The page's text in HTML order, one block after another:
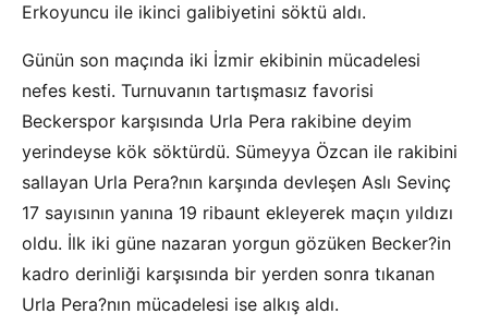
Erkoyuncu ile ikinci galibiyetini söktü aldı.
Günün son maçında iki İzmir ekibinin mücadelesi
nefes kesti. Turnuvanın tartışmasız favorisi
Beckerspor karşısında Urla Pera rakibine deyim
yerindeyse kök söktürdü. Sümeyya Özcan ile rakibini
sallayan Urla Pera?nın karşında devleşen Aslı Sevinç
17 sayısının yanına 19 ribaunt ekleyerek maçın yıldızı
oldu. İlk iki güne nazaran yorgun gözüken Becker?in
kadro derinliği karşısında bir yerden sonra tıkanan
Urla Pera?nın mücadelesi ise alkış aldı.